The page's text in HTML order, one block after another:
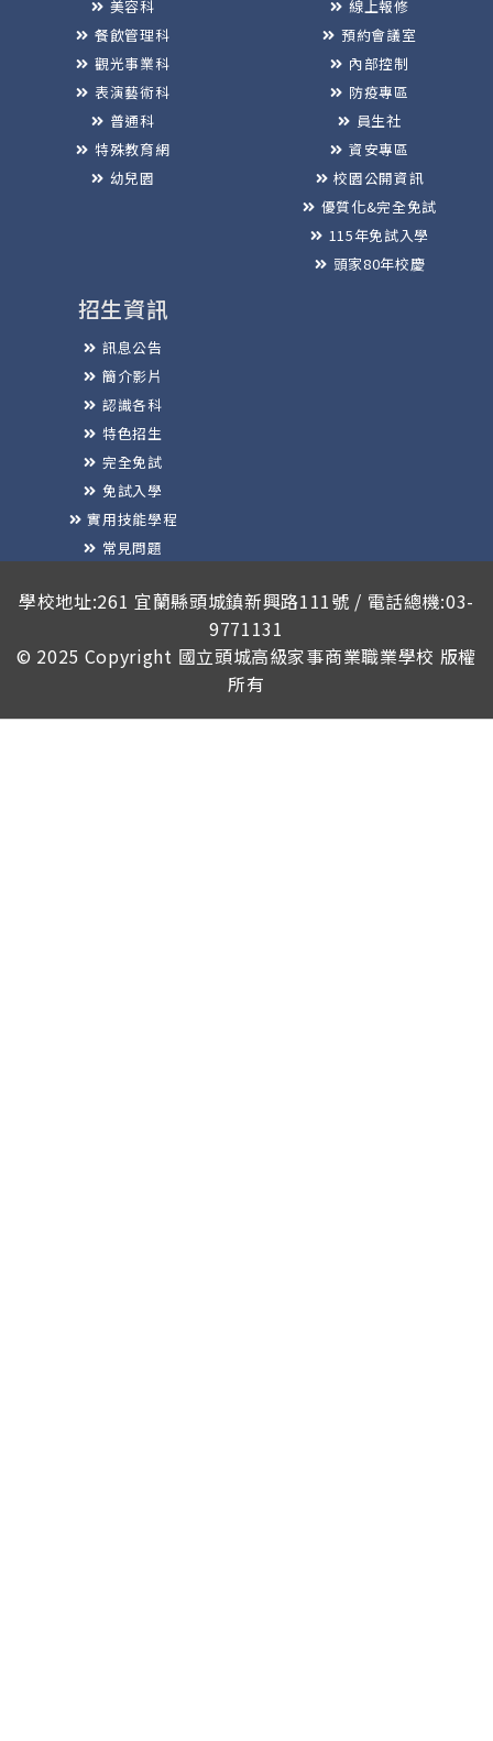
美容科
餐飲管理科
觀光事業科
表演藝術科
普通科
特殊教育網
幼兒園
線上報修
預約會議室
內部控制
防疫專區
員生社
資安專區
校園公開資訊
優質化&完全免試
115年免試入學
頭家80年校慶
招生資訊
訊息公告
簡介影片
認識各科
特色招生
完全免試
免試入學
實用技能學程
常見問題
學校地址:261 宜蘭縣頭城鎮新興路111號 / 電話總機:03-
9771131
© 2025 Copyright 國立頭城高級家事商業職業學校 版權
所有